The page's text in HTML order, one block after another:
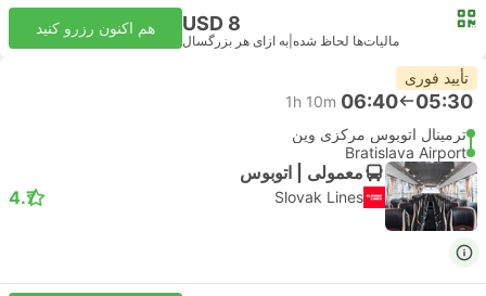
USD 8
مالیات‌ها لحاظ شده به ازای هر بزرگسال
هم اکنون رزرو کنید
تأیید فوری
05:30
06:40
1h 10m
ترمینال اتوبوس مرکزی وین
Bratislava Airport
معمولی | اتوبوس
Slovak Lines
4.7